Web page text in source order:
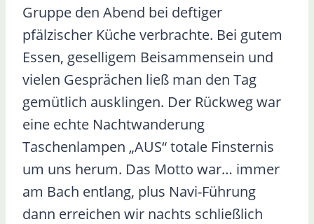
Gruppe den Abend bei deftiger
pfälzischer Küche verbrachte. Bei gutem
Essen, geselligem Beisammensein und
vielen Gesprächen ließ man den Tag
gemütlich ausklingen. Der Rückweg war
eine echte Nachtwanderung
Taschenlampen „AUS“ totale Finsternis
um uns herum. Das Motto war… immer
am Bach entlang, plus Navi-Führung
dann erreichen wir nachts schließlich